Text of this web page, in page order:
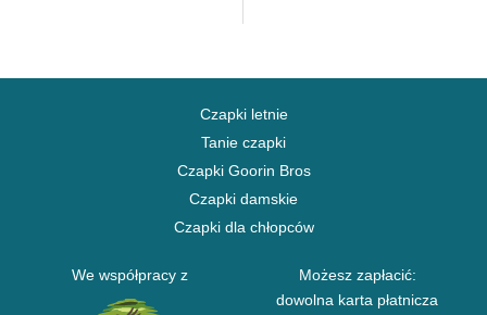
Czapki letnie
Tanie czapki
Czapki Goorin Bros
Czapki damskie
Czapki dla chłopców
We współpracy z
Możesz zapłacić:
dowolna karta płatnicza